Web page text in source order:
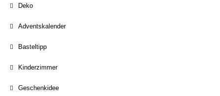
Deko
Adventskalender
Basteltipp
Kinderzimmer
Geschenkidee